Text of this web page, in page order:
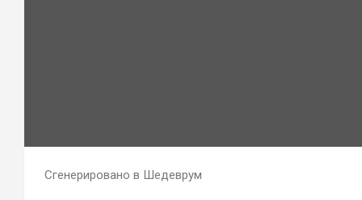
Сгенерировано в Шедеврум